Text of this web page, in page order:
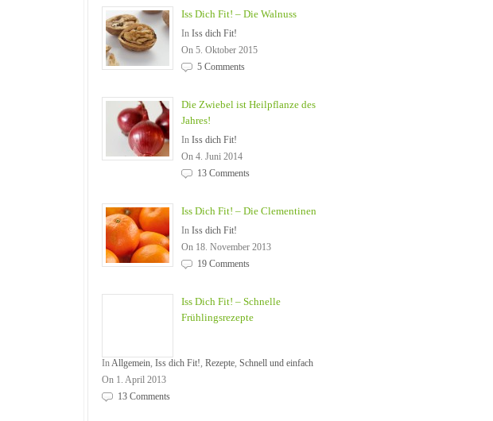
Iss Dich Fit! – Die Walnuss
In Iss dich Fit!
On 5. Oktober 2015
5 Comments
Die Zwiebel ist Heilpflanze des
Jahres!
In Iss dich Fit!
On 4. Juni 2014
13 Comments
Iss Dich Fit! – Die Clementinen
In Iss dich Fit!
On 18. November 2013
19 Comments
Iss Dich Fit! – Schnelle
Frühlingsrezepte
InAllgemein, Iss dich Fit!, Rezepte, Schnell und einfach
On 1. April 2013
13 Comments